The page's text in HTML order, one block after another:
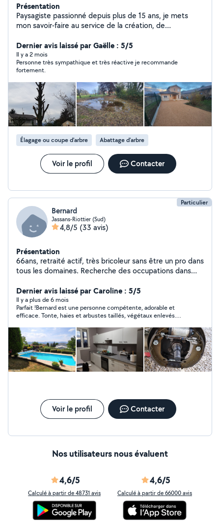
Présentation
Paysagiste passionné depuis plus de 15 ans, je mets
mon savoir-faire au service de la création, de
harmonieux et durables. Mon expérience m'a permis de
maîtriser aussi bien la conception paysagère que les
techniques de plantation, de maçonnerie paysagère et
d'entretien. Attentif aux besoins des clients,
respectueux de l'environnement, rigoureux et créatif, je
prends à cœur chaque projet.
Dernier avis laissé par Gaëlle : 5/5
Il y a 2 mois
Personne très sympathique et très réactive je recommande
fortement.
Élagage ou coupe d'arbre Abattage d'arbre
Voir le profil Contacter
Particulier
Bernard
Jassans-Riottier (Sud)
4,8/5 (33 avis)
Présentation
66ans, retraité actif, très bricoleur sans être un pro dans
tous les domaines. Recherche des occupations dans
très disponible. Toutes mes connaissances me
conseillent de continuer dans cette voie car très
dévoué dans tous les domaines.
Dernier avis laissé par Caroline : 5/5
Il y a plus de 6 mois
Parfait !Bernard est une personne compétente, adorable et
efficace. Tonte, haies et arbustes taillés, végétaux enlevés.
Voir le profil Contacter
Nos utilisateurs nous évaluent
4,6/5
Calculé à partir de 48731 avis
4,6/5
Calculé à partir de 66000 avis